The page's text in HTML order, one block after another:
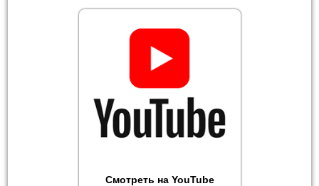
Смотреть на YouTube